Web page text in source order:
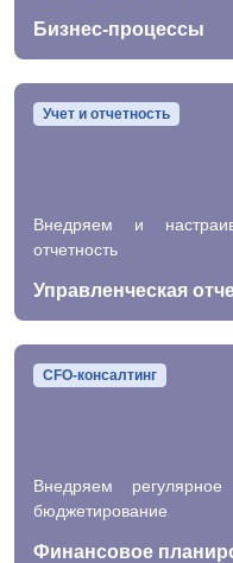
Бизнес-процессы
Учет и отчетность
Внедряем и
отчетность
Управленческая
CFO-консалтинг
Внедряем
бюджетирование
Финансовое